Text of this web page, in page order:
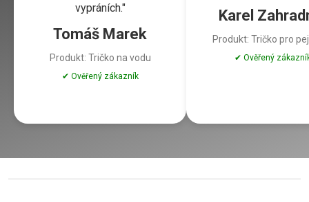
vypráních."
Tomáš Marek
Produkt: Tričko na vodu
✔ Ověřený zákazník
Karel
Produkt: Tričko pro
✔ Ověřený